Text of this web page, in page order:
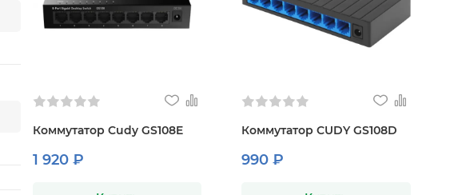
Коммутатор Cudy GS108E
1 920 ₽
Коммутатор CUDY GS108D
990 ₽